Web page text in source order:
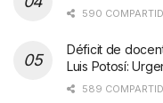
590
Déficit de
Luis Potosí:
589